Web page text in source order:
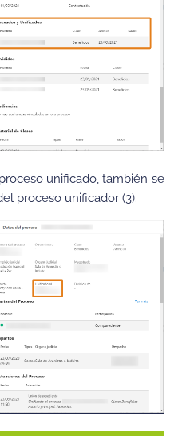
unificado, también se
proceso unificador (3).